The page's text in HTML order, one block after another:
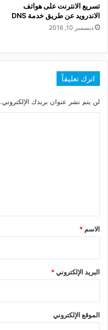
تسريع الانترنت على هواتف
الاندرويد عن طريق خدمة DNS
ديسمبر 10, 2016
اترك تعليقاً
لن يتم نشر عنوان بريدك الإلكتروني.
*
الاسم *
البريد الإلكتروني*
الموقع الإلكتروني